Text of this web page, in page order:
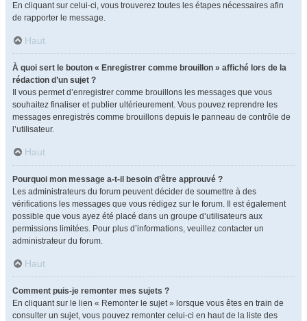
En cliquant sur celui-ci, vous trouverez toutes les étapes nécessaires afin
de rapporter le message.
Haut
À quoi sert le bouton « Enregistrer comme brouillon » affiché lors de la
rédaction d’un sujet ?
Il vous permet d’enregistrer comme brouillons les messages que vous
souhaitez finaliser et publier ultérieurement. Vous pouvez reprendre les
messages enregistrés comme brouillons depuis le panneau de contrôle de
l’utilisateur.
Haut
Pourquoi mon message a-t-il besoin d’être approuvé ?
Les administrateurs du forum peuvent décider de soumettre à des
vérifications les messages que vous rédigez sur le forum. Il est également
possible que vous ayez été placé dans un groupe d’utilisateurs aux
permissions limitées. Pour plus d’informations, veuillez contacter un
administrateur du forum.
Haut
Comment puis-je remonter mes sujets ?
En cliquant sur le lien « Remonter le sujet » lorsque vous êtes en train de
consulter un sujet, vous pouvez remonter celui-ci en haut de la liste des